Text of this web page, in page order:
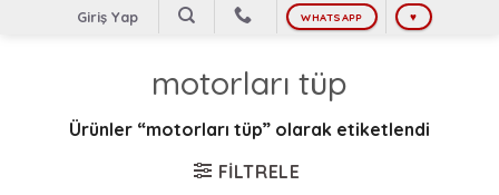
Giriş Yap WHATSAPP ♥
motorları tüp
Ürünler “motorları tüp” olarak etiketlendi
FILTRELE